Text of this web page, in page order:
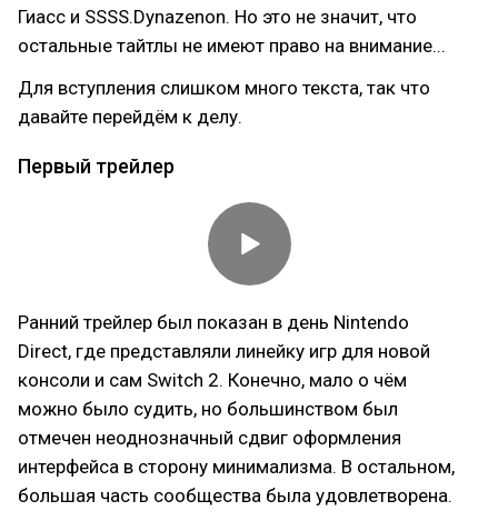
Гиасс и SSSS.Dynazenon. Но это не значит, что
остальные тайтлы не имеют право на внимание...
Для вступления слишком много текста, так что
давайте перейдём к делу.
Первый трейлер
Ранний трейлер был показан в день Nintendo
Direct, где представляли линейку игр для новой
консоли и сам Switch 2. Конечно, мало о чём
можно было судить, но большинством был
отмечен неоднозначный сдвиг оформления
интерфейса в сторону минимализма. В остальном,
большая часть сообщества была удовлетворена.